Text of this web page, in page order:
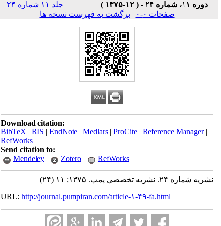
دوره ۱۱، شماره ۲۴ - ( ۱۲-۱۳۷۵ )
جلد ۱۱ شماره ۲۴
صفحات ۰-۰
| برگشت به فهرست نسخه ها
Download citation:
BibTeX|RIS|EndNote|Medlars|ProCite|Reference Manager
RefWorks
Send citation to:
Mendeley
Zotero RefWorks
نشریه شماره ۲۴. نشریه تخصصی پمپ. ۱۳۷۵; ۱۱ (۲۴)
URL:http://journal.pumpiran.com/article-۱-۴۹-fa.html